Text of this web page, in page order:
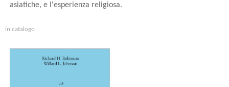
asiatiche, e l'esperienza religiosa.
in catalogo